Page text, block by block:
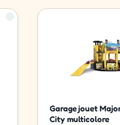
Garage jouet
City multicolore